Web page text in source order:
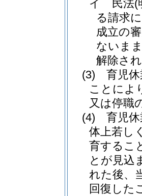
イ
民法(
る請求
成立の
ないま
解除さ
(3)
育児
ことによ
又は停職
(4)
育児
体上若し
育するこ
とが見込
れた後、
回復した